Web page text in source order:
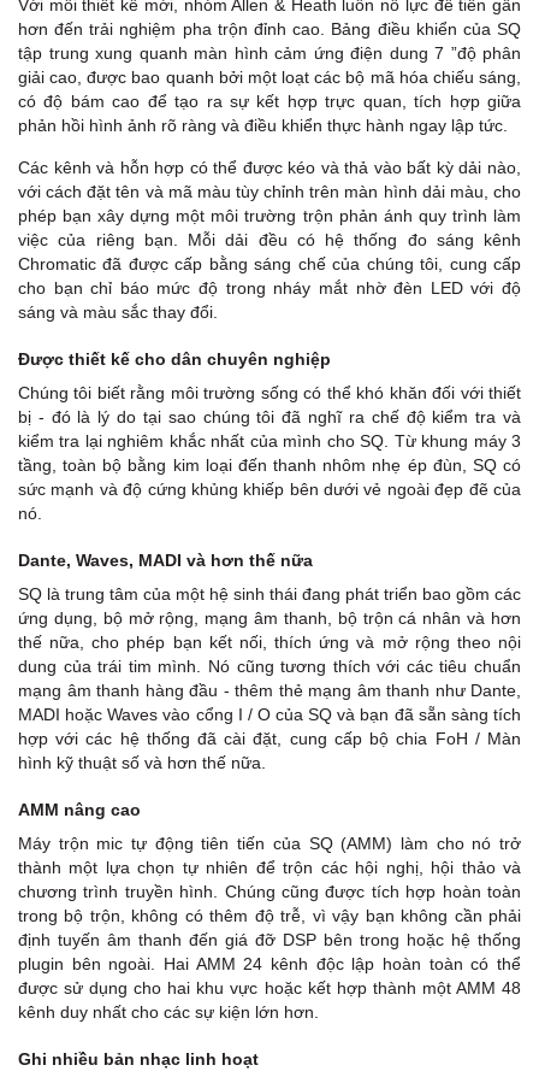
Với mỗi thiết kế mới, nhóm Allen & Heath luôn nỗ lực để tiến gần
hơn đến trải nghiệm pha trộn đỉnh cao. Bảng điều khiển của SQ
tập trung xung quanh màn hình cảm ứng điện dung 7 ”độ phân
giải cao, được bao quanh bởi một loạt các bộ mã hóa chiếu sáng,
có độ bám cao để tạo ra sự kết hợp trực quan, tích hợp giữa
phản hồi hình ảnh rõ ràng và điều khiển thực hành ngay lập tức.
Các kênh và hỗn hợp có thể được kéo và thả vào bất kỳ dải nào,
với cách đặt tên và mã màu tùy chỉnh trên màn hình dải màu, cho
phép bạn xây dựng một môi trường trộn phản ánh quy trình làm
việc của riêng bạn. Mỗi dải đều có hệ thống đo sáng kênh
Chromatic đã được cấp bằng sáng chế của chúng tôi, cung cấp
cho bạn chỉ báo mức độ trong nháy mắt nhờ đèn LED với độ
sáng và màu sắc thay đổi.
Được thiết kế cho dân chuyên nghiệp
Chúng tôi biết rằng môi trường sống có thể khó khăn đối với thiết
bị - đó là lý do tại sao chúng tôi đã nghĩ ra chế độ kiểm tra và
kiểm tra lại nghiêm khắc nhất của mình cho SQ. Từ khung máy 3
tầng, toàn bộ bằng kim loại đến thanh nhôm nhẹ ép đùn, SQ có
sức mạnh và độ cứng khủng khiếp bên dưới vẻ ngoài đẹp đẽ của
nó.
Dante, Waves, MADI và hơn thế nữa
SQ là trung tâm của một hệ sinh thái đang phát triển bao gồm các
ứng dụng, bộ mở rộng, mạng âm thanh, bộ trộn cá nhân và hơn
thế nữa, cho phép bạn kết nối, thích ứng và mở rộng theo nội
dung của trái tim mình. Nó cũng tương thích với các tiêu chuẩn
mạng âm thanh hàng đầu - thêm thẻ mạng âm thanh như Dante,
MADI hoặc Waves vào cổng I / O của SQ và bạn đã sẵn sàng tích
hợp với các hệ thống đã cài đặt, cung cấp bộ chia FoH / Màn
hình kỹ thuật số và hơn thế nữa.
AMM nâng cao
Máy trộn mic tự động tiên tiến của SQ (AMM) làm cho nó trở
thành một lựa chọn tự nhiên để trộn các hội nghị, hội thảo và
chương trình truyền hình. Chúng cũng được tích hợp hoàn toàn
trong bộ trộn, không có thêm độ trễ, vì vậy bạn không cần phải
định tuyến âm thanh đến giá đỡ DSP bên trong hoặc hệ thống
plugin bên ngoài. Hai AMM 24 kênh độc lập hoàn toàn có thể
được sử dụng cho hai khu vực hoặc kết hợp thành một AMM 48
kênh duy nhất cho các sự kiện lớn hơn.
Ghi nhiều bản nhạc linh hoạt